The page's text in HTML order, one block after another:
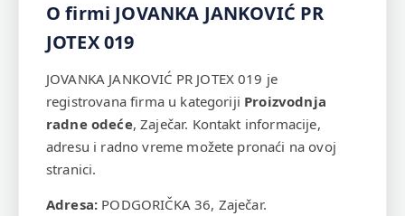
O firmi JOVANKA JANKOVIĆ PR
JOTEX 019
JOVANKA JANKOVIĆ PR JOTEX 019 je
registrovana firma u kategoriji Proizvodnja
radne odeće, Zaječar. Kontakt informacije,
adresu i radno vreme možete pronaći na ovoj
stranici.
Adresa: PODGORIČKA 36, Zaječar.